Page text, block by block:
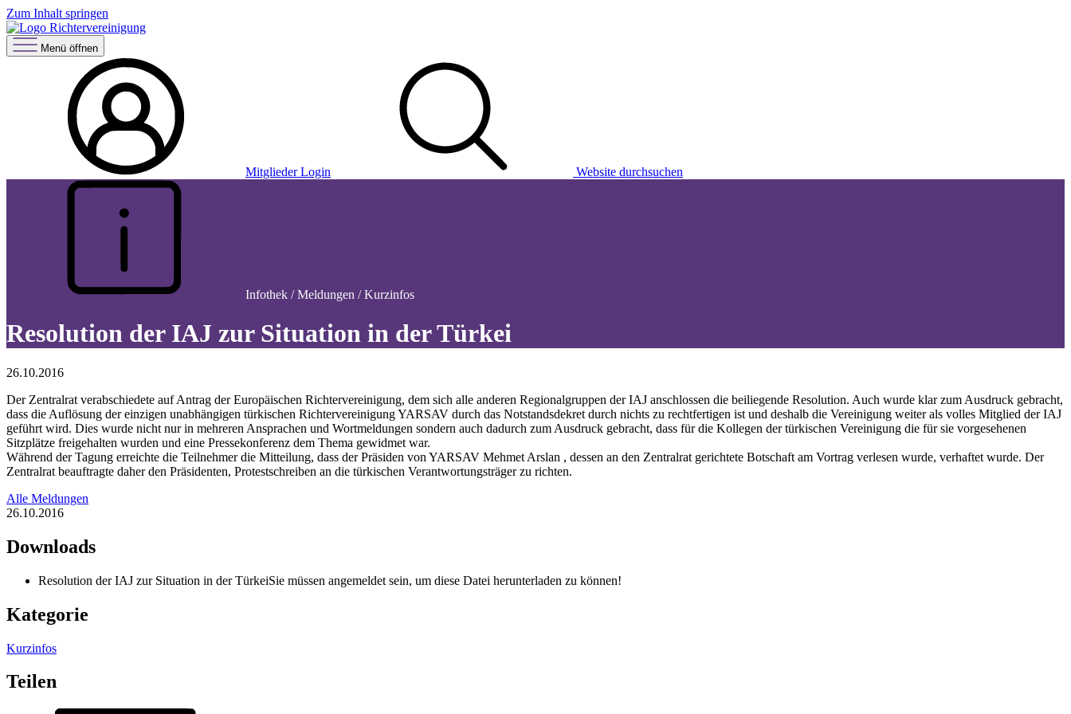
Zum Inhalt springen
Menü öffnen
Mitglieder Login Website durchsuchen
Infothek / Meldungen / Kurzinfos
Resolution der IAJ zur Situation in der Türkei
26.10.2016
Der Zentralrat verabschiedete auf Antrag der Europäischen Richtervereinigung, dem sich alle anderen Regionalgruppen der IAJ anschlossen die beiliegende Resolution. Auch wurde klar zum Ausdruck gebracht,
dass die Auflösung der einzigen unabhängigen türkischen Richtervereinigung YARSAV durch das Notstandsdekret durch nichts zu rechtfertigen ist und deshalb die Vereinigung weiter als volles Mitglied der IAJ
geführt wird. Dies wurde nicht nur in mehreren Ansprachen und Wortmeldungen sondern auch dadurch zum Ausdruck gebracht, dass für die Kollegen der türkischen Vereinigung die für sie vorgesehenen
Sitzplätze freigehalten wurden und eine Pressekonferenz dem Thema gewidmet war.
Während der Tagung erreichte die Teilnehmer die Mitteilung, dass der Präsiden von YARSAV Mehmet Arslan , dessen an den Zentralrat gerichtete Botschaft am Vortrag verlesen wurde, verhaftet wurde. Der
Zentralrat beauftragte daher den Präsidenten, Protestschreiben an die türkischen Verantwortungsträger zu richten.
Alle Meldungen
26.10.2016
Downloads
Resolution der IAJ zur Situation in der TürkeiSie müssen angemeldet sein, um diese Datei herunterladen zu können!
Kategorie
Kurzinfos
Teilen